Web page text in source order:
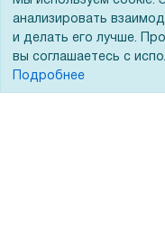
Сервисный центр
Вакансии
Обратная связь
анализировать
и делать его лучше.
вы соглашаетесь с
Подробнее